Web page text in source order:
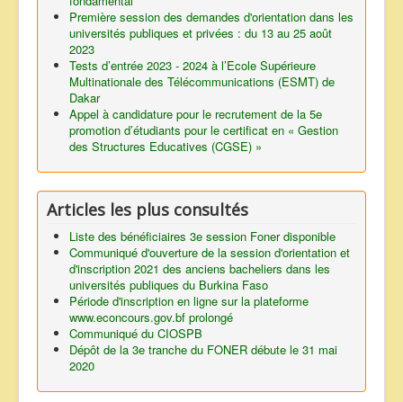
Première session des demandes d'orientation dans les
universités publiques et privées : du 13 au 25 août
2023
Tests d’entrée 2023 - 2024 à l’Ecole Supérieure
Multinationale des Télécommunications (ESMT) de
Dakar
Appel à candidature pour le recrutement de la 5e
promotion d’étudiants pour le certificat en « Gestion
des Structures Educatives (CGSE) »
Articles les plus consultés
Liste des bénéficiaires 3e session Foner disponible
Communiqué d'ouverture de la session d'orientation et
d'inscription 2021 des anciens bacheliers dans les
universités publiques du Burkina Faso
Période d'inscription en ligne sur la plateforme
www.econcours.gov.bf prolongé
Communiqué du CIOSPB
Dépôt de la 3e tranche du FONER débute le 31 mai
2020